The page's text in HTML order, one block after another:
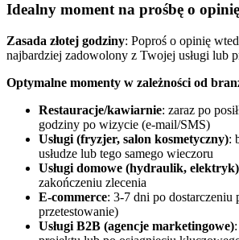
Idealny moment na prośbę o opinię
Zasada złotej godziny: Poproś o opinię
najbardziej zadowolony z Twojej usługi lub
Optymalne momenty w zależności od
Restauracje/kawiarnie: zaraz po
godziny po wizycie (e-mail/SMS)
Usługi (fryzjer, salon kosmetyczny):
usłudze lub tego samego wieczoru
Usługi domowe (hydraulik, elektryk)
zakończeniu zlecenia
E-commerce: 3-7 dni po dostarczeniu
przetestowanie)
Usługi B2B (agencje marketingowe)